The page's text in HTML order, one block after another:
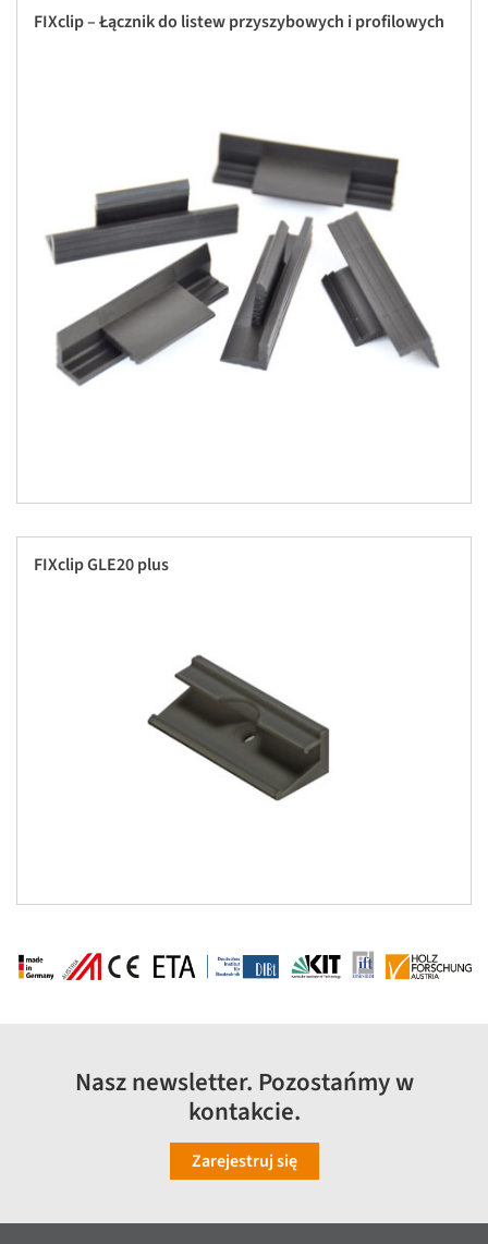
FIXclip – Łącznik do listew przyszybowych i profilowych
FIXclip GLE20 plus
Nasz newsletter. Pozostańmy w
kontakcie.
Zarejestruj się